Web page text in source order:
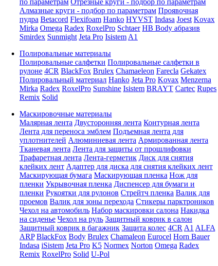
по параметрам Отрезные круги - подбор по параметрам
Алмазные круги - подбор по параметрам Проявочная
пудра Betacord Flexifoam Hanko HYVST Indasa Joest Kovax
Mirka Omega Radex RoxelPro Schtaer HB Body абразив
Smirdex Sunmight Jeta Pro Isistem A1
Полировальные материалы
Полировальные салфетки Полировальные салфетки в
рулоне 4CR BlackFox Brulex Chamaeleon Farecla Gekatex
Полировальный материал Hanko Jeta Pro Kovax Menzerna
Mirka Radex RoxelPro Sunshine Isistem BRAYT Cartec Rupes
Remix Solid
Маскировочные материалы
Малярная лента Двусторонняя лента Контурная лента
Лента для переноса эмблем Подъемная лента для
уплотнителей Алюминиевая лента Армированная лента
Тканевая лента Лента для защиты от прошлифовки
Трафаретная лента Лента-герметик Диск для снятия
клейких лент Адаптер для диска для снятия клейких лент
Маскирующая бумага Маскирующая пленка Нож для
пленки Укрывочная пленка Диспенсер для бумаги и
пленки Рукоятки для рулонов Стрейтч пленка Валик для
проемов Валик для зоны перехода Стикеры парктроников
Чехол на автомобиль Набор маскировки салона Накидка
на сиденье Чехол на руль Защитный коврик в салон
Защитный коврик в багажник Защита колес 4CR A1 ALFA
ARP BlackFox Body Brulex Chamaleon Eurocel Horn Bauer
Indasa iSistem Jeta Pro K5 Normex Norton Omega Radex
Remix RoxelPro Solid U-Pol